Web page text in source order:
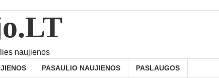
naujienos
PASAULIO NAUJIENOS PASLAUGOS